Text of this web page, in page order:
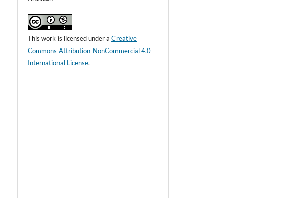
This work is licensed under aCreative
Commons Attribution-NonCommercial 4.0
International License.